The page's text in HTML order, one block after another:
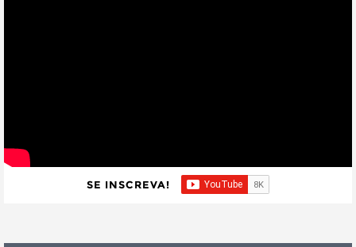
SE INSCREVA!